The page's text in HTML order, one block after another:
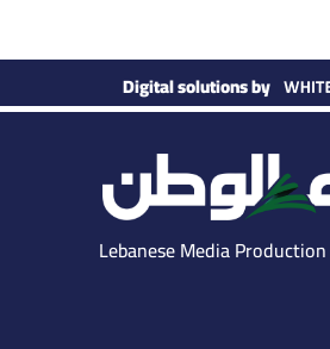
Digital solutions by